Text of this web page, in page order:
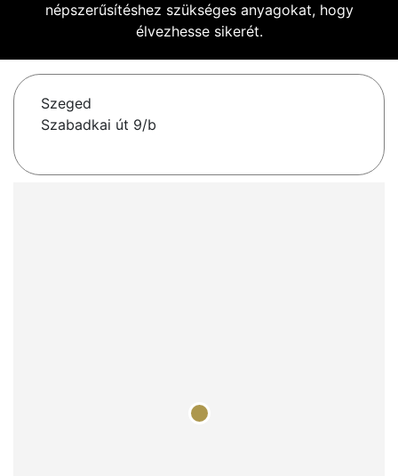
népszerűsítéshez szükséges anyagokat, hogy
élvezhesse sikerét.
Szeged
Szabadkai út 9/b